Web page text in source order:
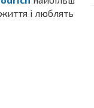
і люблять